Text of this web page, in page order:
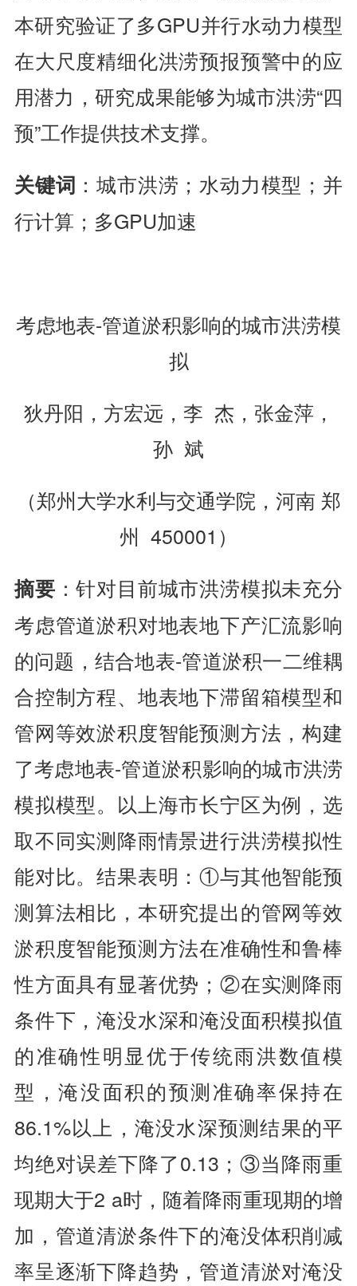
本研究验证了多GPU并行水动力模型
在大尺度精细化洪涝预报预警中的应
用潜力，研究成果能够为城市洪涝“四
预”工作提供技术支撑。
关键词 ：城市洪涝；水动力模型；并
行计算；多GPU加速
考虑地表-管道淤积影响的城市洪涝模
拟
狄丹阳，方宏远，李 杰，张金萍，
孙 斌
（郑州大学水利与交通学院，河南 郑
州 450001）
摘要 ：针对目前城市洪涝模拟未充分
考虑管道淤积对地表地下产汇流影响
的问题，结合地表-管道淤积一二维耦
合控制方程、地表地下滞留箱模型和
管网等效淤积度智能预测方法，构建
了考虑地表-管道淤积影响的城市洪涝
模拟模型。以上海市长宁区为例，选
取不同实测降雨情景进行洪涝模拟性
能对比。结果表明：①与其他智能预
测算法相比，本研究提出的管网等效
淤积度智能预测方法在准确性和鲁棒
性方面具有显著优势；②在实测降雨
条件下，淹没水深和淹没面积模拟值
的准确性明显优于传统雨洪数值模
型，淹没面积的预测准确率保持在
86.1%以上，淹没水深预测结果的平
均绝对误差下降了0.13；③当降雨重
现期大于2 a时，随着降雨重现期的增
加，管道清淤条件下的淹没体积削减
率呈逐渐下降趋势，管道清淤对淹没